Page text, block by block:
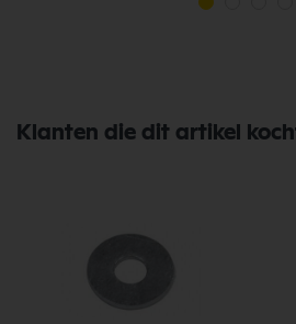
Klanten die dit artikel